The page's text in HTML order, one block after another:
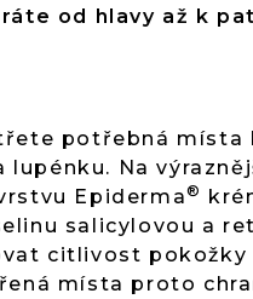
od hlavy až k
potřebná místa
lupénku. Na
Epiderma®
salicylovou a
citlivost pokožky
místa proto